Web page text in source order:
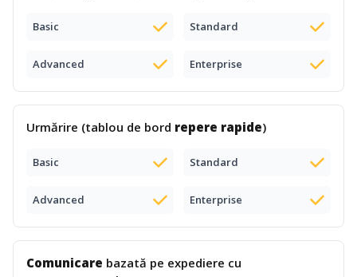
Basic Standard
Advanced Enterprise
Urmărire (tablou de bord repere rapide)
Basic Standard
Advanced Enterprise
Comunicare bazată pe expediere cu